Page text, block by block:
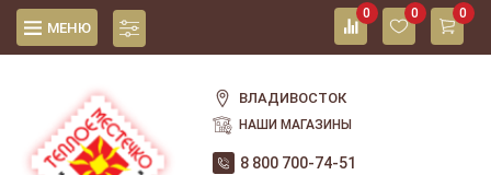
МЕНЮ
0 0 0
ВЛАДИВОСТОК
НАШИ МАГАЗИНЫ
8 800 700-74-51